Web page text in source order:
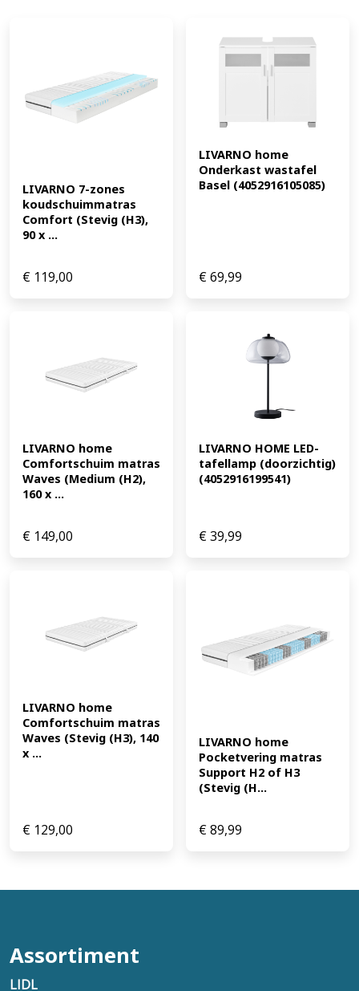
LIVARNO 7-zones
koudschuimmatras
Comfort (Stevig (H3),
90 x ...
€ 119,00
LIVARNO home
Onderkast wastafel
Basel (4052916105085)
€69,99
LIVARNO home
Comfortschuim matras
Waves (Medium (H2),
160 x ...
€ 149,00
LIVARNO HOME LED-
tafellamp (doorzichtig)
(4052916199541)
€39,99
LIVARNO home
Comfortschuim matras
Waves (Stevig (H3), 140
x ...
€ 129,00
LIVARNO home
Pocketvering matras
Support H2 of H3
(Stevig (H...
€89,99
Assortiment
LIDL